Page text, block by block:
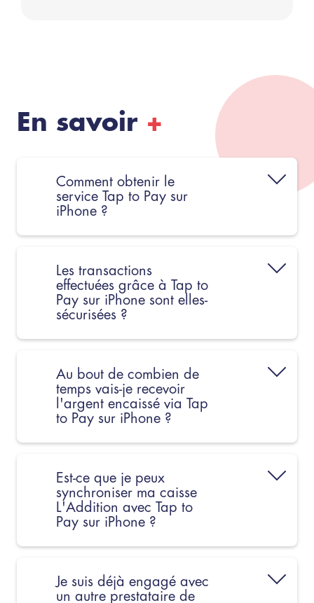
En savoir +
Comment obtenir le
service Tap to Pay sur
iPhone ?
Les transactions
effectuées grâce à Tap to
Pay sur iPhone sont elles-
sécurisées ?
Au bout de combien de
temps vais-je recevoir
l'argent encaissé via Tap
to Pay sur iPhone ?
Est-ce que je peux
synchroniser ma caisse
L'Addition avec Tap to
Pay sur iPhone ?
Je suis déjà engagé avec
un autre prestataire de